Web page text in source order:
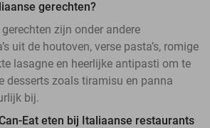
gerechten?
zijn onder andere
uit de houtoven, verse pasta’s, romige
lasagne en heerlijke antipasti om te
desserts zoals tiramisu en panna
bij.
Eat eten bij Italiaanse restaurants